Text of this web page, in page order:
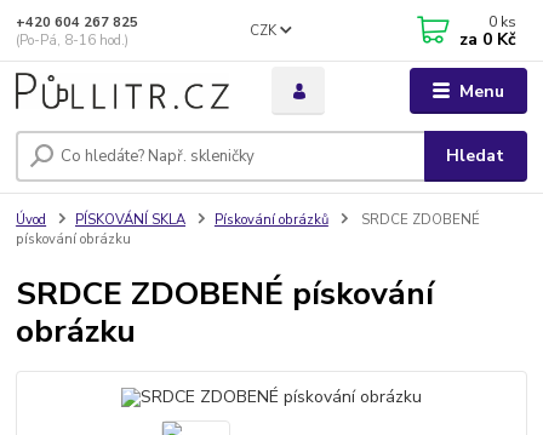
Menu
CZK
Hledat
+420 604 267 825
(Po-Pá, 8-16 hod.)
0 ks
za 0 Kč
Úvod PÍSKOVÁNÍ SKLA Pískování obrázků
SRDCE ZDOBENÉ
pískování obrázku
SRDCE ZDOBENÉ pískování
obrázku